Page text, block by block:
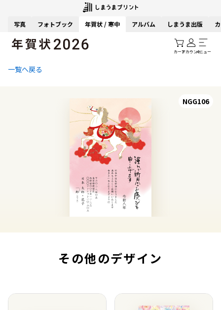
写真 フォトブック 年賀状 / 寒中 アルバム しまうま出版
カートアカウントメニュー
一覧へ戻る
NGG106
その他のデザイン